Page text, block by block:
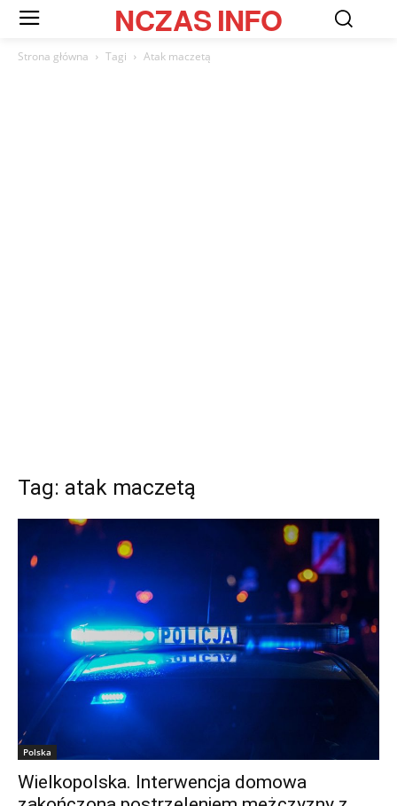
NCZASINFO
Strona główna Tagi Atak maczetą
Tag: atak maczetą
Polska
Wielkopolska. Interwencja domowa